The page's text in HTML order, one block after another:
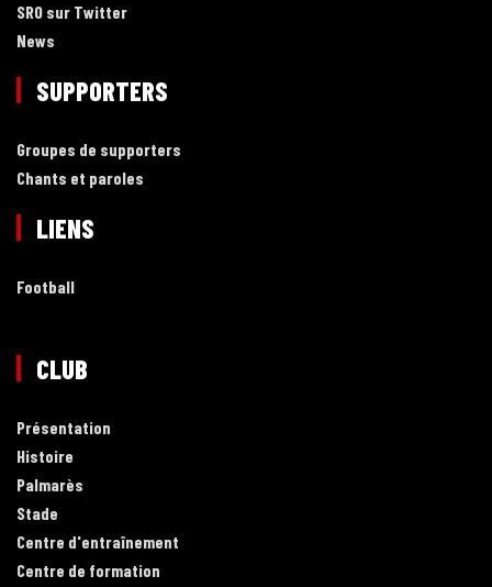
SRO sur Twitter
News
SUPPORTERS
Groupes de supporters
Chants et paroles
LIENS
Football
CLUB
Présentation
Histoire
Palmarès
Stade
Centre d'entraînement
Centre de formation